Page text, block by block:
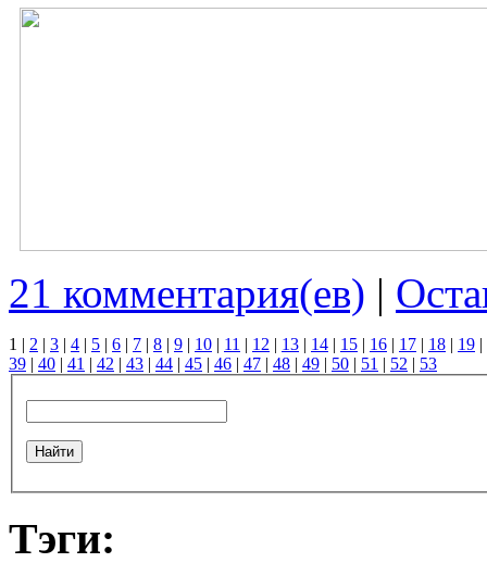
21 комментария(ев) |
1 | 2 | 3 | 4 | 5 | 6 | 7 | 8 | 9 | 10 | 11 | 12 | 13 | 14 | 15 | 16 | 17 | 18 | 19 |
39 | 40 | 41 | 42 | 43 | 44 | 45 | 46 | 47 | 48 | 49 | 50 | 51 | 52 | 53
Тэги: